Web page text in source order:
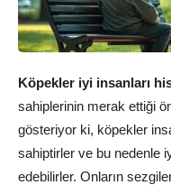
Köpekler iyi insanları
sahiplerinin merak ettiği
gösteriyor ki, köpekler
sahiptirler ve bu nedenle
edebilirler. Onların